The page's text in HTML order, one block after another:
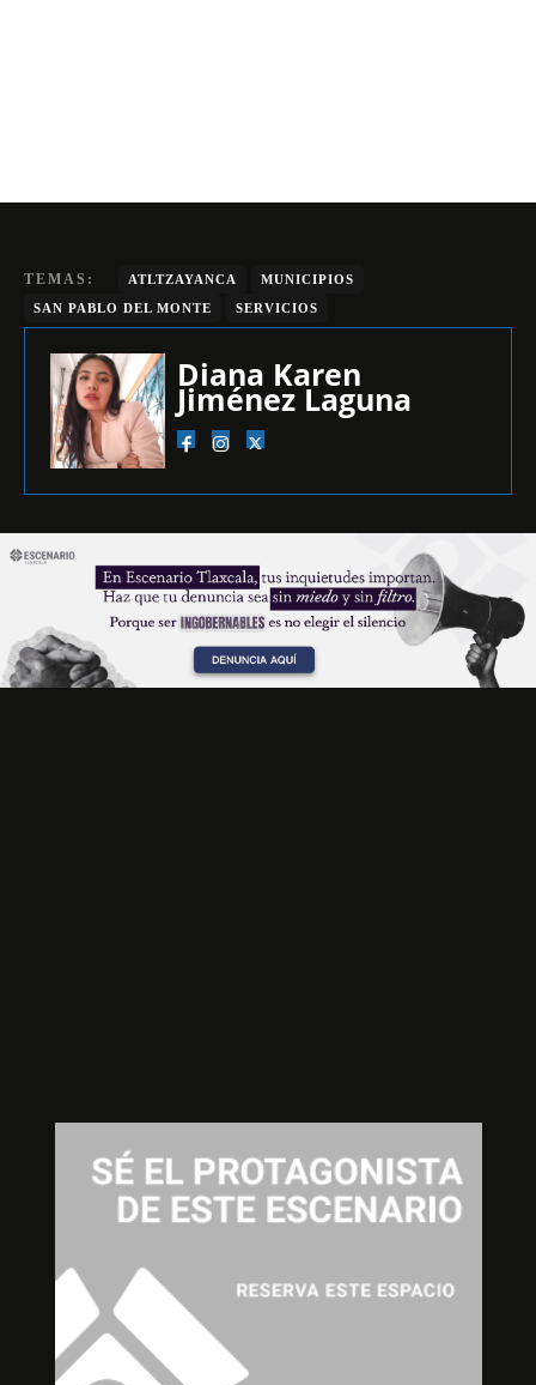
TEMAS: ATLTZAYANCA
MUNICIPIOS
SAN PABLO DEL MONTE
SERVICIOS
Diana Karen
Jiménez Laguna